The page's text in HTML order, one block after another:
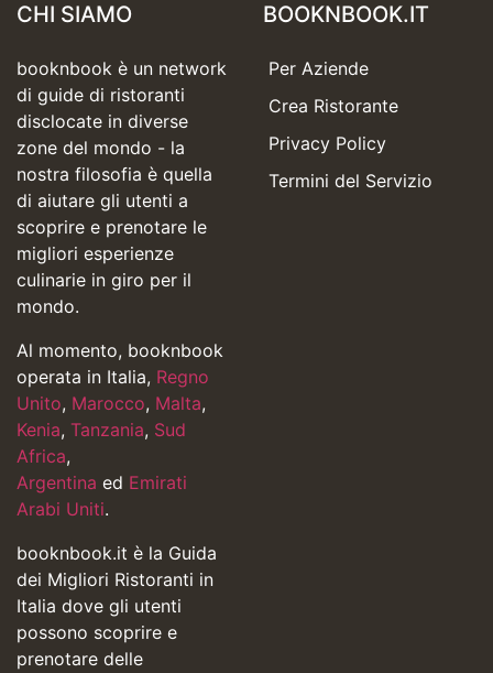
CHI SIAMO
booknbook è un network
di guide di ristoranti
disclocate in diverse
zone del mondo - la
nostra filosofia è quella
di aiutare gli utenti a
scoprire e prenotare le
migliori esperienze
culinarie in giro per il
mondo.
Al momento, booknbook
operata in Italia, Regno
Unito, Marocco, Malta,
Kenia, Tanzania, Sud
Africa,
Argentina ed Emirati
Arabi Uniti.
booknbook.it è la Guida
dei Migliori Ristoranti in
Italia dove gli utenti
possono scoprire e
prenotare delle
BOOKNBOOK.IT
Per Aziende
Crea Ristorante
Privacy Policy
Termini del Servizio